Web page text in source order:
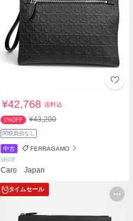
¥42,768送料込
1%OFF ¥43,200
関税負担なし
中古 FERRAGAMO
SHOP
Caro Japan
タイムセール